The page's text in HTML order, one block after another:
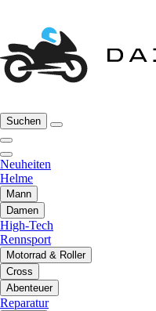
Suchen
Neuheiten
Helme
Mann
Damen
High-Tech
Rennsport
Motorrad & Roller
Cross
Abenteuer
Reparatur